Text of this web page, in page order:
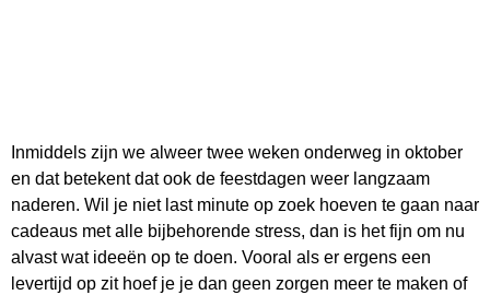
Inmiddels zijn we alweer twee weken onderweg in oktober
en dat betekent dat ook de feestdagen weer langzaam
naderen. Wil je niet last minute op zoek hoeven te gaan naar
cadeaus met alle bijbehorende stress, dan is het fijn om nu
alvast wat ideeën op te doen. Vooral als er ergens een
levertijd op zit hoef je je dan geen zorgen meer te maken of